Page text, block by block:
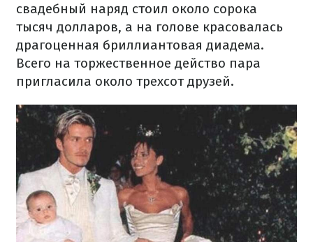
свадебный наряд стоил около сорока
тысяч долларов, а на голове красовалась
драгоценная бриллиантовая диадема.
Всего на торжественное действо пара
пригласила около трехсот друзей.